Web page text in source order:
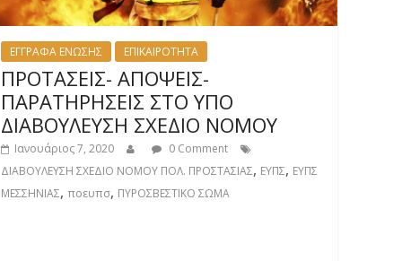
ΕΓΓΡΑΦΑ ΕΝΩΣΗΣ ΕΠΙΚΑΙΡΟΤΗΤΑ
ΠΡΟΤΑΣΕΙΣ- ΑΠΟΨΕΙΣ-
ΠΑΡΑΤΗΡΗΣΕΙΣ ΣΤΟ ΥΠΟ
ΔΙΑΒΟΥΛΕΥΣΗ ΣΧΕΔΙΟ ΝΟΜΟΥ
Ιανουάριος 7, 2020
0 Comment
ΔΙΑΒΟΥΛΕΥΣΗ ΣΧΕΔΙΟ ΝΟΜΟΥ ΠΟΛ. ΠΡΟΣΤΑΣΙΑΣ, ΕΥΠΣ, ΕΥΠΣ
ΜΕΣΣΗΝΙΑΣ,ποευπσ, ΠΥΡΟΣΒΕΣΤΙΚΟ ΣΩΜΑ